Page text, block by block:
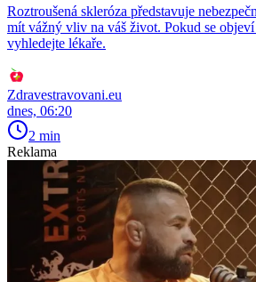
Roztroušená skleróza představuje
mít vážný vliv na váš život. Pokud se
vyhledejte lékaře.
Zdravestravovani.eu
dnes, 06:20
2 min
Reklama